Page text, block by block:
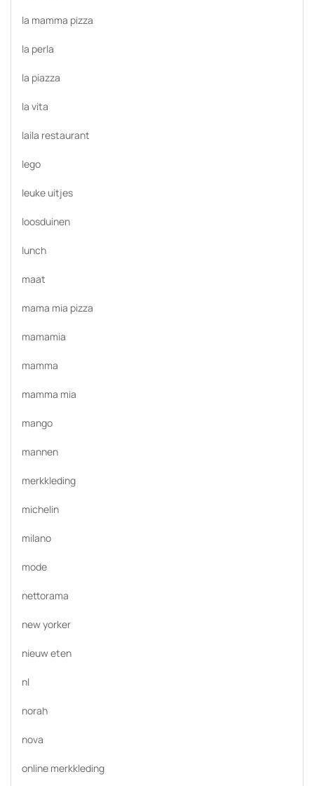
la mamma pizza
la perla
la piazza
la vita
laila restaurant
lego
leuke uitjes
loosduinen
lunch
maat
mama mia pizza
mamamia
mamma
mamma mia
mango
mannen
merkkleding
michelin
milano
mode
nettorama
new yorker
nieuw eten
nl
norah
nova
online merkkleding